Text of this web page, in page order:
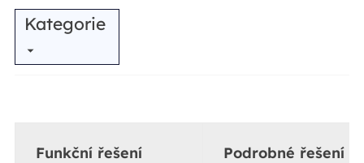
Kategorie
Funkční řešení Podrobné řešení